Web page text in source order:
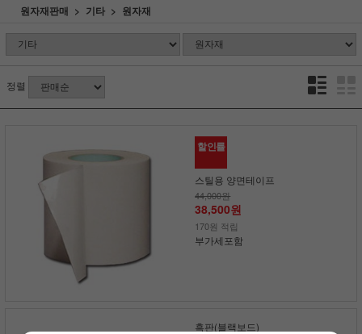
원자재판매 기타 원자재
정렬
할인률
스틸용 양면테이프
44,000원
38,500원
170원 적립
부가세포함
흑판(블랙보드)